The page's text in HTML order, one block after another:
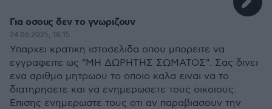
Για οσους δεν το γνωριζουν
24.06.2025, 18:15
Υπαρχει κρατικη ιστοσελιδα οπου μπορειτε να
εγγραφειτε ως "ΜΗ ΔΩΡΗΤΗΣ ΣΩΜΑΤΟΣ". Σας δινει
ενα αριθμο μητρωου το οποιο καλα ειναι να το
διατηρησετε και να ενημερωσετε τους οικοιους.
Επισης ενημερωστε τους οτι αν παραβιασουν την